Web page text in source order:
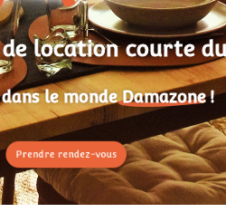
location courte
le monde Damazone !
Prendre rendez-vous